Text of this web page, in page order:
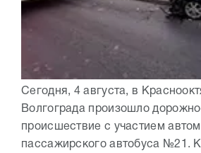
Сегодня, 4 августа, в
Волгограда произошло
происшествие с участием
пассажирского автобуса №21.